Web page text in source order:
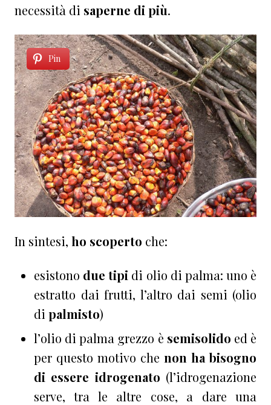
necessità di saperne di più.
Pin
In sintesi, ho scoperto che:
esistono due tipi di olio di palma: uno è
estratto dai frutti, l’altro dai semi (olio
di palmisto)
l’olio di palma grezzo è semisolido ed è
per questo motivo che non ha bisogno
di essere idrogenato (l’idrogenazione
serve, tra le altre cose, a dare una